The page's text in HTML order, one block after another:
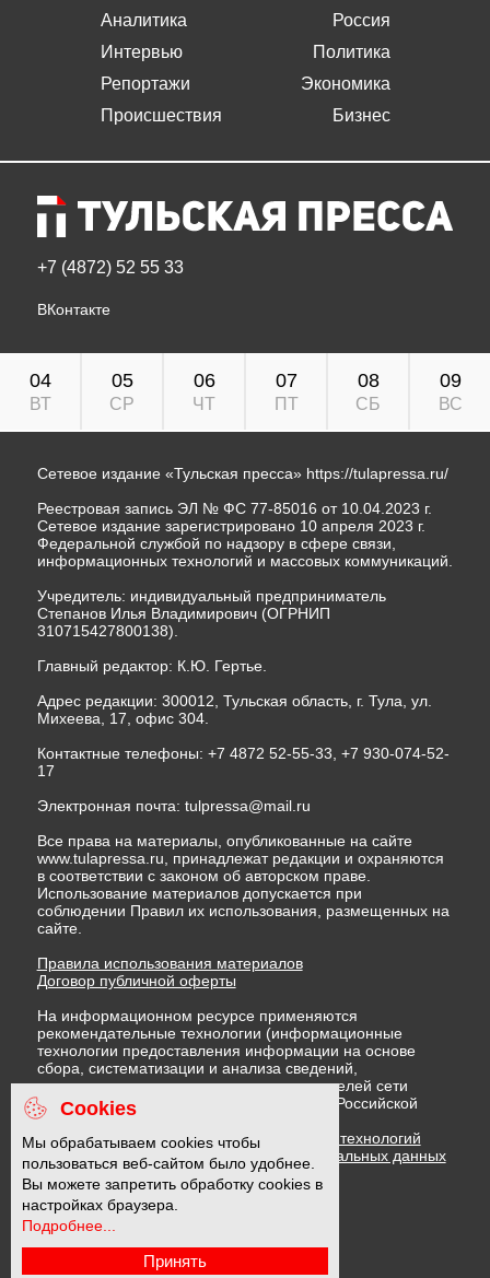
Аналитика
Интервью
Репортажи
Происшествия
Россия
Политика
Экономика
Бизнес
+7 (4872) 52 55 33
ВКонтакте
04
ВТ
05
СР
06
ЧТ
07
ПТ
08
СБ
09
ВС
Сетевое издание «Тульская пресса» https://tulapressa.ru/
Реестровая запись ЭЛ № ФС 77-85016 от 10.04.2023 г.
Сетевое издание зарегистрировано 10 апреля 2023 г.
Федеральной службой по надзору в сфере связи,
информационных технологий и массовых коммуникаций.
Учредитель: индивидуальный предприниматель
Степанов Илья Владимирович (ОГРНИП
310715427800138).
Главный редактор: К.Ю. Гертье.
Адрес редакции: 300012, Тульская область, г. Тула, ул.
Михеева, 17, офис 304.
Контактные телефоны: +7 4872 52-55-33, +7 930-074-52-
17
Электронная почта: tulpressa@mail.ru
Все права на материалы, опубликованные на сайте
www.tulapressa.ru, принадлежат редакции и охраняются
в соответствии с законом об авторском праве.
Использование материалов допускается при
соблюдении Правил их использования, размещенных на
сайте.
Правила использования материалов
Договор публичной оферты
На информационном ресурсе применяются
рекомендательные технологии (информационные
технологии предоставления информации на основе
сбора, систематизации и анализа сведений,
относящихся к предпочтениям пользователей сети
"Интернет", находящихся на территории Российской
Федерации)
Правила применения рекомендательных технологий
Политика в отношении обработки персональных данных
Политика обработки файлов cookie
16 +
Cookies
Мы обрабатываем cookies чтобы
пользоваться веб-сайтом было удобнее.
Вы можете запретить обработку cookies в
настройках браузера.
Подробнее...
Принять